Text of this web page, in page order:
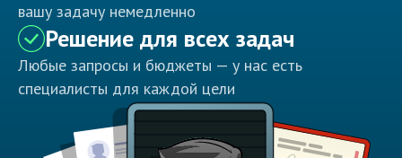
вашу задачу немедленно
Решение для всех задач
Любые запросы и бюджеты — у нас есть
специалисты для каждой цели